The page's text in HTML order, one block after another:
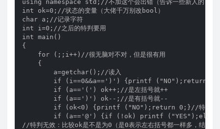
using namespace std;//不加这个会出错（告诉一些新人的，大
int ok=0;//状态的变量（大佬千万别改bool）
char a;//记录字符
int i=0;//之后的特判要用
int main()
{
    for (;;i++)//很无脑对不对，但是很有用
    {
        a=getchar();//读入
if (i==0&&a==')') {printf ("NO");return 0;}//
        if (a=='(') ok++;//是左括号就++
        if (a==')') ok--;//是有括号就--
if (ok<0) {printf ("NO");return 0;}//特判：多
if (a=='@') {if (!ok) printf ("YES");else
//特判无效：比较ok是不是为0（是0表示左右括号都一样多，结束）